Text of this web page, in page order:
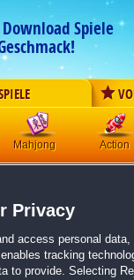
Spiele
Mahjong Action
Shiver:
Privacy
access personal
tracking
to provide. Selecting